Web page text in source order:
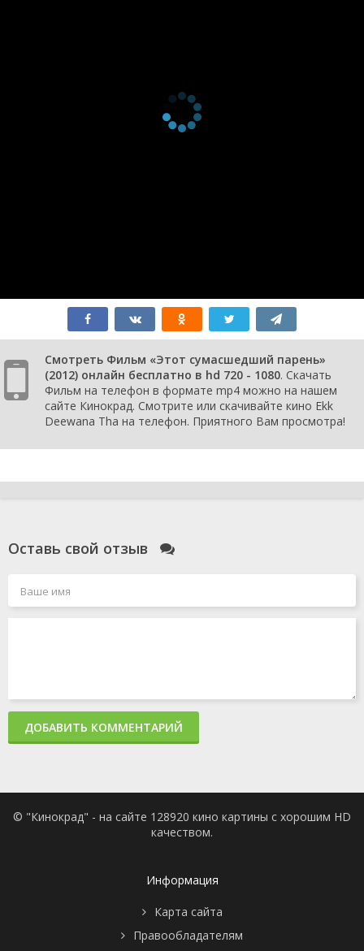
Смотреть Фильм «Этот сумасшедший парень»
(2012) онлайн бесплатно в hd 720 - 1080. Скачать
Фильм на телефон в формате mp4 можно на нашем
сайте Кинокрад. Смотрите или скачивайте кино Ekk
Deewana Tha на телефон. Приятного Вам просмотра!
Оставь свой отзыв
ДОБАВИТЬ КОММЕНТАРИЙ
© "Кинокрад" - на сайте 128920 кино картины с хорошим HD
качеством.
Информация
Карта сайта
Правообладателям